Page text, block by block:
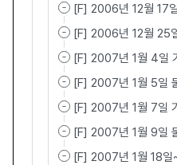
[F] 2006년 12월 17
[F] 2006년 12월 25
[F] 2007년 1월 4일
[F] 2007년 1월 5일
[F] 2007년 1월 7일
[F] 2007년 1월 9일
[F] 2007년 1월 18일